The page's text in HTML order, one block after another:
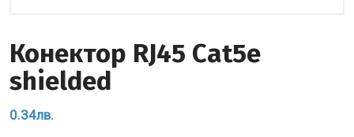
Конектор RJ45 Cat5e
shielded
0.34лв.